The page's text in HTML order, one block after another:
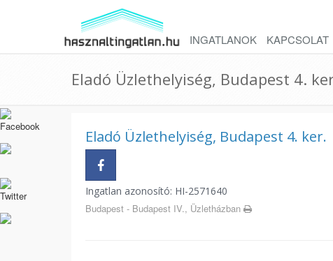
INGATLANOK KAPCSOLAT
Eladó Üzlethelyiség, Budapest 4.
Eladó Üzlethelyiség, Budapest 4. ker.
Ingatlan azonosító: HI-2571640
Budapest - Budapest IV., Üzletházban